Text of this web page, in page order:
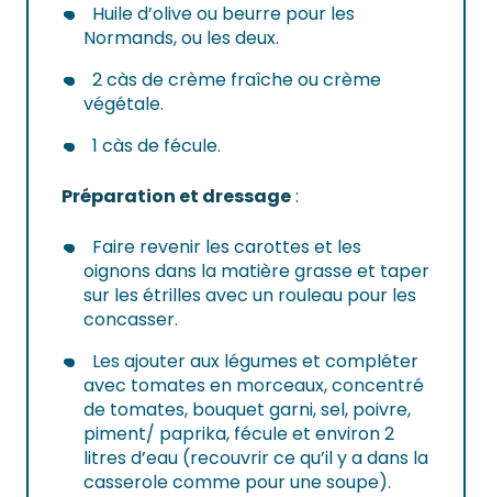
Huile d’olive ou beurre pour les
Normands, ou les deux.
2 càs de crème fraîche ou crème
végétale.
1 càs de fécule.
Préparation et dressage:
Faire revenir les carottes et les
oignons dans la matière grasse et taper
sur les étrilles avec un rouleau pour les
concasser.
Les ajouter aux légumes et compléter
avec tomates en morceaux, concentré
de tomates, bouquet garni, sel, poivre,
piment/ paprika, fécule et environ 2
litres d’eau (recouvrir ce qu’il y a dans la
casserole comme pour une soupe).